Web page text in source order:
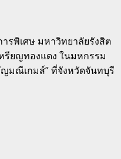
รพิเศษ มหาวิทยาลัยรังสิต
รียญทองแดง ในมหกรรม
มณีเกมส์” ที่จังหวัดจันทบุรี